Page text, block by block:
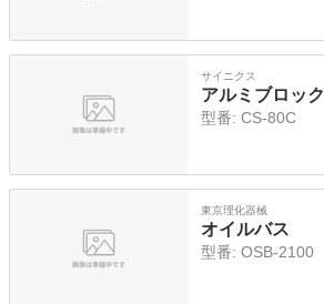
サイニクス
アルミブロック
型番: CS-80C
東京理化器械
オイルバス
型番: OSB-2100